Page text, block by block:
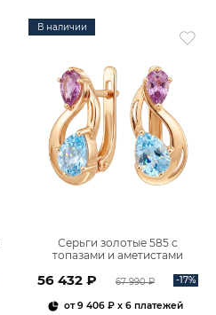
В наличии
Серьги золотые 585 с
топазами и аметистами
56 432 ₽ 67 990 ₽ -17%
от9 406 ₽x 6 платежей